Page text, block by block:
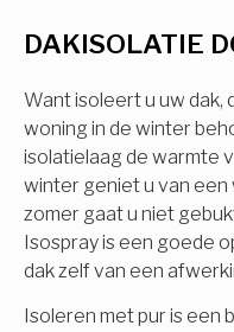
DAKISOLATIE
Want isoleert u uw dak,
woning in de winter
isolatielaag de warmte
winter geniet u van een
zomer gaat u niet
Isospray is een goede
dak zelf van een
Isoleren met pur is een